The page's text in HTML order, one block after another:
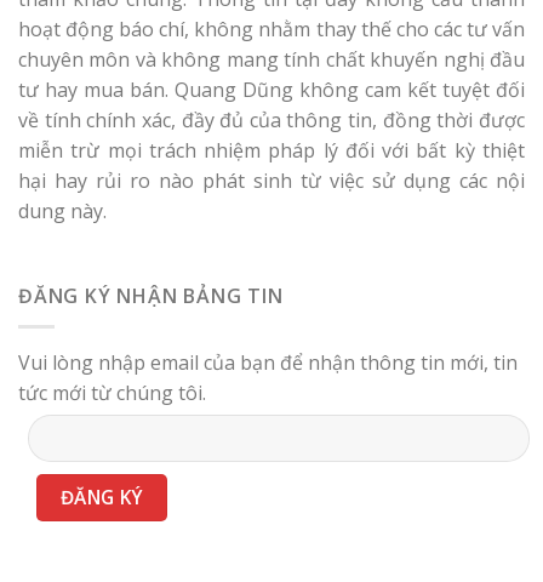
hoạt động báo chí, không nhằm thay thế cho các tư vấn
chuyên môn và không mang tính chất khuyến nghị đầu
tư hay mua bán. Quang Dũng không cam kết tuyệt đối
về tính chính xác, đầy đủ của thông tin, đồng thời được
miễn trừ mọi trách nhiệm pháp lý đối với bất kỳ thiệt
hại hay rủi ro nào phát sinh từ việc sử dụng các nội
dung này.
ĐĂNG KÝ NHẬN BẢNG TIN
Vui lòng nhập email của bạn để nhận thông tin mới, tin
tức mới từ chúng tôi.